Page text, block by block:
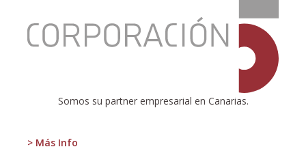
Somos su partner empresarial en Canarias.
> Más Info
LA
PALMA
2018